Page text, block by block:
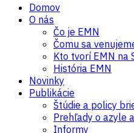
Domov
O nás
Čo je EMN
Čomu sa
Kto tvorí EMN na
História EMN
Novinky
Publikácie
Štúdie a policy
Prehľady o azyle
Informy